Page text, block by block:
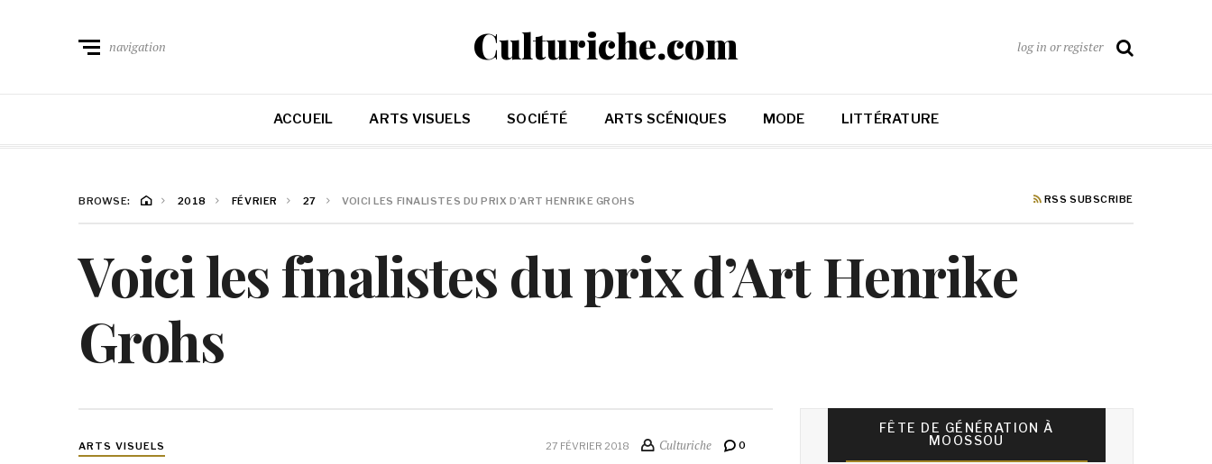
Culturiche.com
navigation log in or register
ACCUEIL ARTS VISUELS SOCIÉTÉ ARTS SCÉNIQUES MODE LITTÉRATURE
BROWSE: 2018 FÉVRIER 27 VOICI LES FINALISTES DU PRIX D’ART HENRIKE GROHS RSS SUBSCRIBE
Voici les finalistes du prix d’Art Henrike
Grohs
ARTS VISUELS 27 FÉVRIER 2018 Culturiche 0
FÊTE DE GÉNÉRATION À
MOOSSOU